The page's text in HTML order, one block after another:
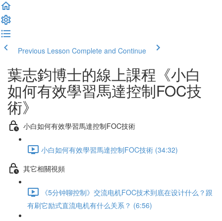
Previous Lesson Complete and Continue
葉志鈞博士的線上課程《小白
如何有效學習馬達控制FOC技
術》
小白如何有效學習馬達控制FOC技術
小白如何有效學習馬達控制FOC技術 (34:32)
其它相關視頻
《5分钟聊控制》交流电机FOC技术到底在设计什么？跟
有刷它励式直流电机有什么关系？ (6:56)